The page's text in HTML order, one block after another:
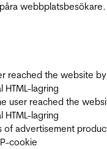
reached the website
HTML-lagring
user reached the
HTML-lagring
advertisement
cookie